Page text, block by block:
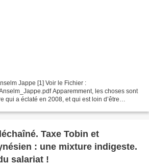
Jappe [1] Voir le Fichier :
Apparemment, les choses sont
qui a éclaté en 2008, et qui est loin d’être
Taxe Tobin et
: une mixture indigeste.
salariat !